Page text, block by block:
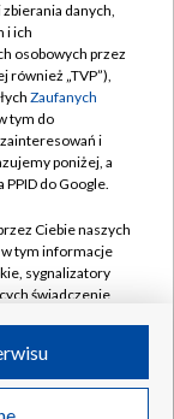
danych,
i ich
osobowych przez
również „TVP”),
Zaufanych
tym do
i
poniżej, a
do Google.
Ciebie naszych
w tym informacje
sygnalizatory
świadczenie
Ciebie